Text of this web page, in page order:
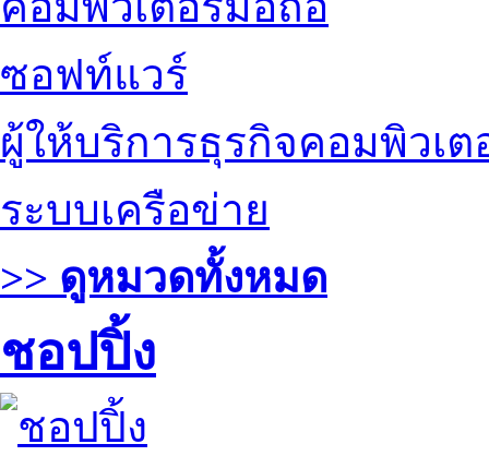
ซอฟท์แวร์
ผู้ให้บริการธุรกิจคอมพิวเต
ระบบเครือข่าย
>> ดูหมวดทั้งหมด
ชอปปิ้ง